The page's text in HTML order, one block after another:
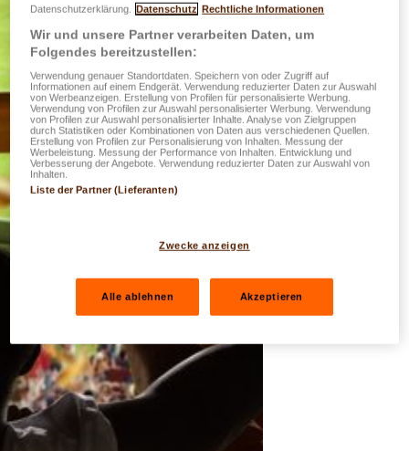
Datenschutzerklärung. Datenschutz Rechtliche Informationen
Wir und unsere Partner verarbeiten Daten, um
Folgendes bereitzustellen:
Verwendung genauer Standortdaten. Speichern von oder Zugriff auf
Informationen auf einem Endgerät. Verwendung reduzierter Daten zur Auswahl
von Werbeanzeigen. Erstellung von Profilen für personalisierte Werbung.
Verwendung von Profilen zur Auswahl personalisierter Werbung. Verwendung
von Profilen zur Auswahl personalisierter Inhalte. Analyse von Zielgruppen
durch Statistiken oder Kombinationen von Daten aus verschiedenen Quellen.
Erstellung von Profilen zur Personalisierung von Inhalten. Messung der
Werbeleistung. Messung der Performance von Inhalten. Entwicklung und
Verbesserung der Angebote. Verwendung reduzierter Daten zur Auswahl von
Inhalten.
Liste der Partner (Lieferanten)
Zwecke anzeigen
Alle ablehnen Akzeptieren